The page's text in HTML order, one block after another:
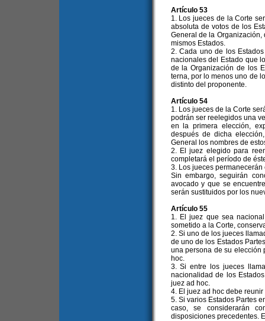
Artículo 53
1. Los jueces de la Corte
absoluta de votos de los
General de la
mismos Estados.
2. Cada uno de los
nacionales del Estado que
de la Organización de los
terna, por lo menos uno de
distinto del proponente.
Artículo 54
1. Los jueces de la Corte
podrán ser reelegidos una
en la primera elección,
después de dicha
General los nombres de
2. El juez elegido para
completará el período de
3. Los jueces
Sin embargo, seguirán
avocado y que se
serán sustituidos por los
Artículo 55
1. El juez que sea
sometido a la Corte,
2. Si uno de los jueces
de uno de los Estados
una persona de su elección
hoc.
3. Si entre los jueces
nacionalidad de los
juez ad hoc.
4. El juez ad hoc debe
5. Si varios Estados Partes
caso, se considerarán
disposiciones precedentes.